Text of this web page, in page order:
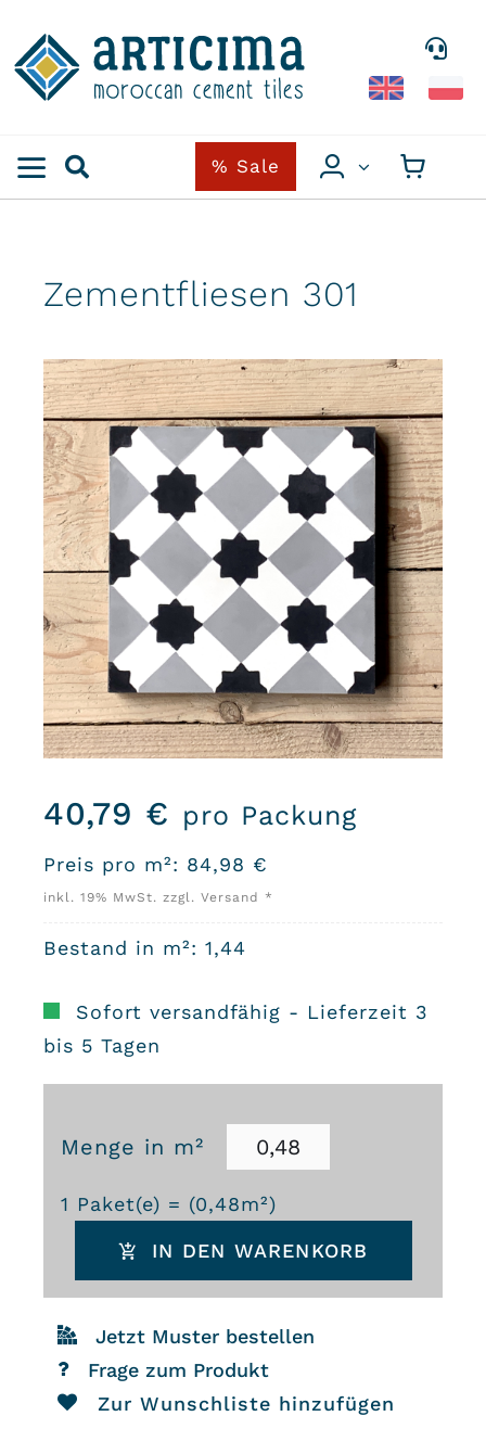
content
% Sale
Zementfliesen 301
40,79 € pro Packung
Preis pro m²: 84,98 €
inkl. 19% MwSt. zzgl. Versand *
Bestand in m²: 1,44
Sofort versandfähig - Lieferzeit 3
bis 5 Tagen
Menge in m²
1 Paket(e) = (0,48m²)
Zementfliesen
301
Menge
IN DEN WARENKORB
Jetzt Muster bestellen
Frage zum Produkt
Zur Wunschliste hinzufügen